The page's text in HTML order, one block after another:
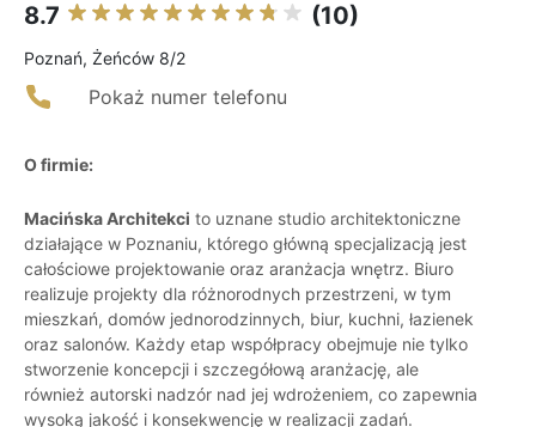
8.7 (10)
Poznań, Żeńców 8/2
Pokaż numer telefonu
O firmie:
Macińska Architekci to uznane studio architektoniczne
działające w Poznaniu, którego główną specjalizacją jest
całościowe projektowanie oraz aranżacja wnętrz. Biuro
realizuje projekty dla różnorodnych przestrzeni, w tym
mieszkań, domów jednorodzinnych, biur, kuchni, łazienek
oraz salonów. Każdy etap współpracy obejmuje nie tylko
stworzenie koncepcji i szczegółową aranżację, ale
również autorski nadzór nad jej wdrożeniem, co zapewnia
wysoką jakość i konsekwencję w realizacji zadań.